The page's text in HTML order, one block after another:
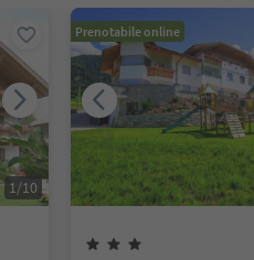
1/10
Prenotabile online